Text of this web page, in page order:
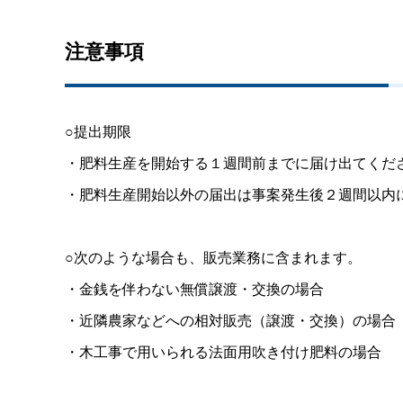
注意事項
○提出期限
・肥料生産を開始する１週間前までに届け出てくだ
・肥料生産開始以外の届出は事案発生後２週間以内
○次のような場合も、販売業務に含まれます。
・金銭を伴わない無償譲渡・交換の場合
・近隣農家などへの相対販売（譲渡・交換）の場合
・木工事で用いられる法面用吹き付け肥料の場合